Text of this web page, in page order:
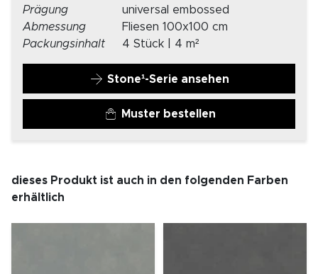
Prägung
universal embossed
Abmessung
Fliesen 100x100 cm
Packungsinhalt
4 Stück | 4 m²
Stone¹-Serie ansehen
Muster bestellen
dieses Produkt ist auch in den folgenden Farben
erhältlich